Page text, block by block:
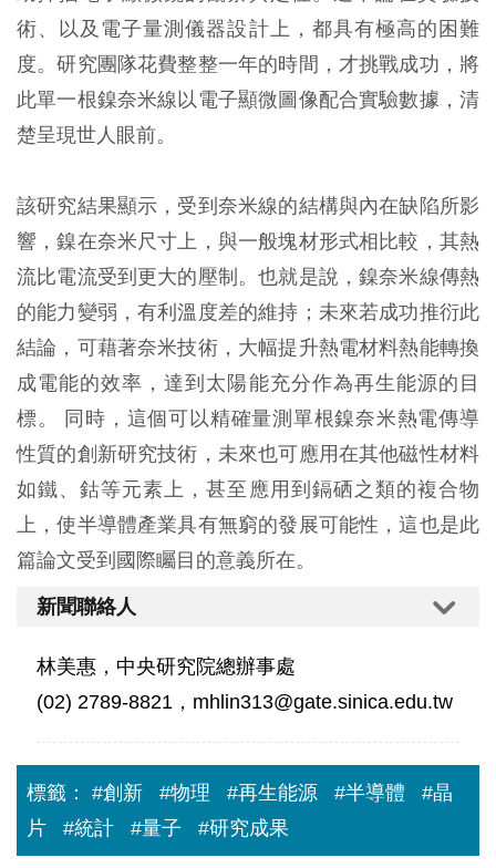
術、以及電子量測儀器設計上，都具有極高的困難
度。研究團隊花費整整一年的時間，才挑戰成功，將
此單一根鎳奈米線以電子顯微圖像配合實驗數據，清
楚呈現世人眼前。
該研究結果顯示，受到奈米線的結構與內在缺陷所影
響，鎳在奈米尺寸上，與一般塊材形式相比較，其熱
流比電流受到更大的壓制。也就是說，鎳奈米線傳熱
的能力變弱，有利溫度差的維持；未來若成功推衍此
結論，可藉著奈米技術，大幅提升熱電材料熱能轉換
成電能的效率，達到太陽能充分作為再生能源的目
標。 同時，這個可以精確量測單根鎳奈米熱電傳導
性質的創新研究技術，未來也可應用在其他磁性材料
如鐵、鈷等元素上，甚至應用到鎘硒之類的複合物
上，使半導體產業具有無窮的發展可能性，這也是此
篇論文受到國際矚目的意義所在。
新聞聯絡人
林美惠，中央研究院總辦事處
(02) 2789-8821，mhlin313@gate.sinica.edu.tw
標籤： #創新 #物理 #再生能源 #半導體
#晶
片
#統計 #量子 #研究成果